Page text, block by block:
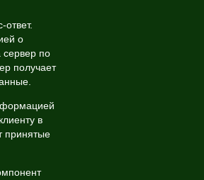
о
сервер по
получает
в
принятые